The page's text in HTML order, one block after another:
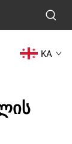
KA